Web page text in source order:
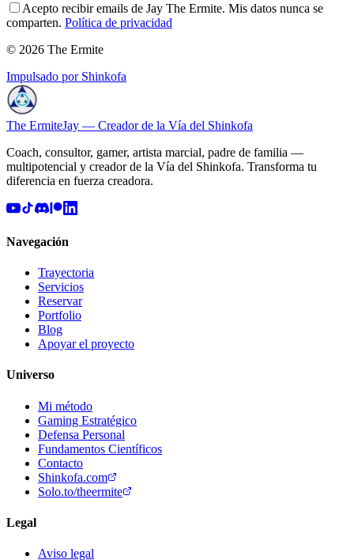
Acepto recibir emails de Jay The Ermite. Mis datos nunca se
comparten. Política de privacidad
© 2026 The Ermite
Impulsado por Shinkofa
The ErmiteJay — Creador de la Vía del Shinkofa
Coach, consultor, gamer, artista marcial, padre de familia —
multipotencial y creador de la Vía del Shinkofa. Transforma tu
diferencia en fuerza creadora.
Navegación
Trayectoria
Servicios
Reservar
Portfolio
Blog
Apoyar el proyecto
Universo
Mi método
Gaming Estratégico
Defensa Personal
Fundamentos Científicos
Contacto
Shinkofa.com
Solo.to/theermite
Legal
Aviso legal